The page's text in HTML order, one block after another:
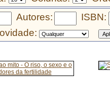
Autores:
ISBN: